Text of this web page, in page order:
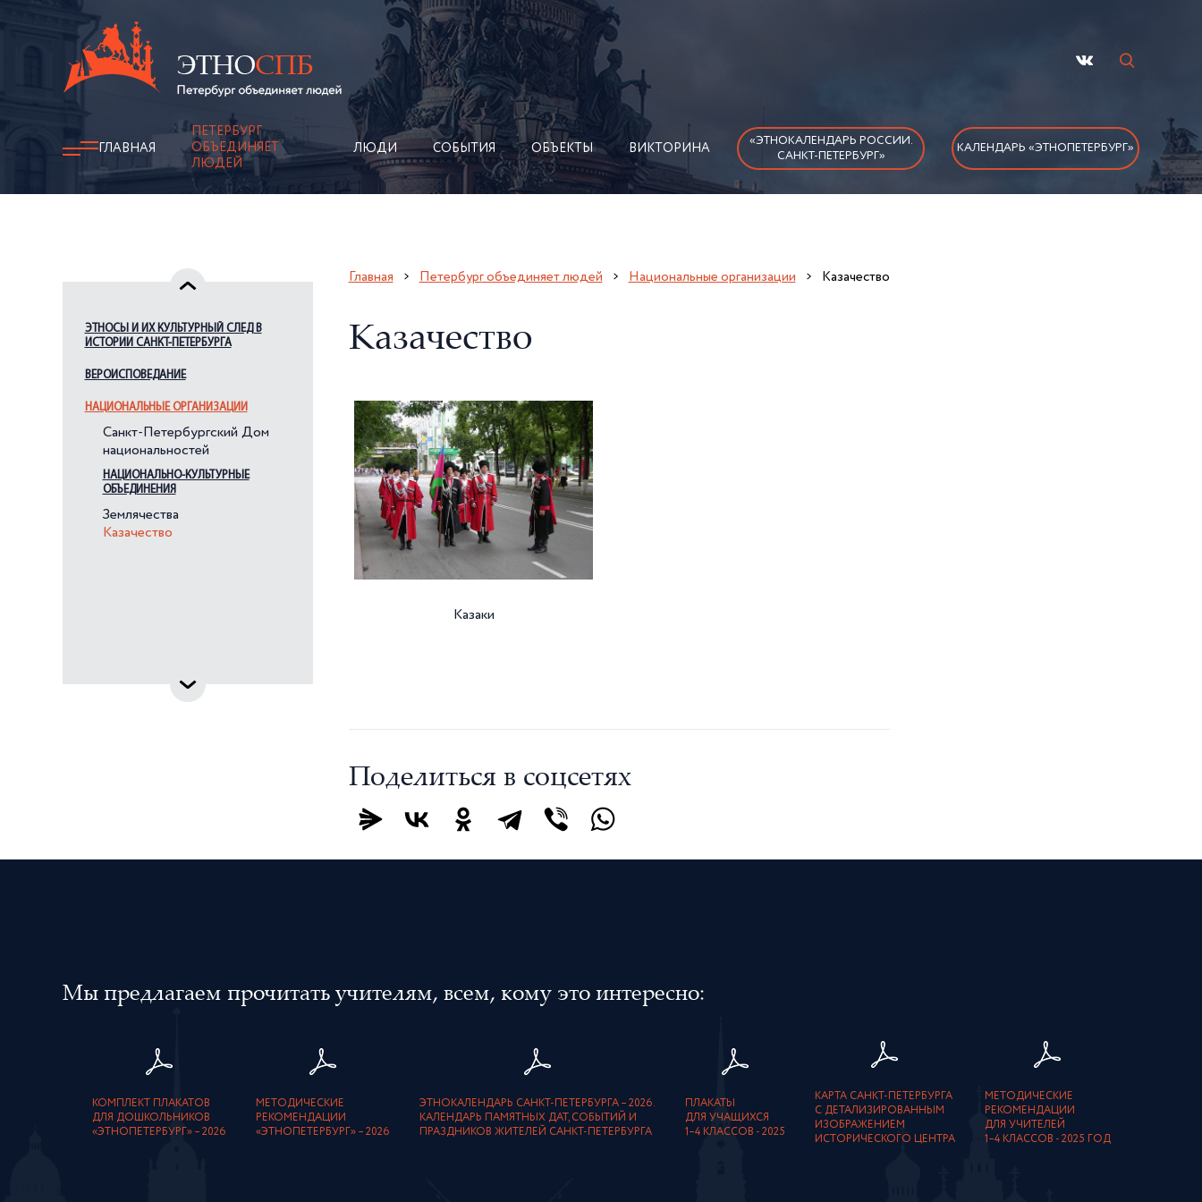
ГЛАВНАЯ
ПЕТЕРБУРГ
ОБЪЕДИНЯЕТ
ЛЮДЕЙ
ЛЮДИ СОБЫТИЯ ОБЪЕКТЫ ВИКТОРИНА
«ЭТНОКАЛЕНДАРЬ РОССИИ.
САНКТ-ПЕТЕРБУРГ»
КАЛЕНДАРЬ «ЭТНОПЕТЕРБУРГ»
ЭТНОСЫ И ИХ КУЛЬТУРНЫЙ СЛЕД В
ИСТОРИИ САНКТ-ПЕТЕРБУРГА
ВЕРОИСПОВЕДАНИЕ
НАЦИОНАЛЬНЫЕ ОРГАНИЗАЦИИ
Санкт-Петербургский Дом
национальностей
НАЦИОНАЛЬНО-КУЛЬТУРНЫЕ
ОБЪЕДИНЕНИЯ
Землячества
Казачество
Главная Петербург объединяет людей Национальные организации Казачество
Казачество
Казаки
Поделиться в соцсетях
Мы предлагаем прочитать учителям, всем, кому это интересно:
КОМПЛЕКТ ПЛАКАТОВ
ДЛЯ ДОШКОЛЬНИКОВ
«ЭТНОПЕТЕРБУРГ» – 2026
МЕТОДИЧЕСКИЕ
РЕКОМЕНДАЦИИ
«ЭТНОПЕТЕРБУРГ» – 2026
ЭТНОКАЛЕНДАРЬ САНКТ-ПЕТЕРБУРГА – 2026.
КАЛЕНДАРЬ ПАМЯТНЫХ ДАТ, СОБЫТИЙ И
ПРАЗДНИКОВ ЖИТЕЛЕЙ САНКТ-ПЕТЕРБУРГА
ПЛАКАТЫ
ДЛЯ УЧАЩИХСЯ
1–4 КЛАССОВ - 2025
КАРТА САНКТ-ПЕТЕРБУРГА
С ДЕТАЛИЗИРОВАННЫМ
ИЗОБРАЖЕНИЕМ
ИСТОРИЧЕСКОГО ЦЕНТРА
МЕТОДИЧЕСКИЕ
РЕКОМЕНДАЦИИ
ДЛЯ УЧИТЕЛЕЙ
1–4 КЛАССОВ - 2025 ГОД